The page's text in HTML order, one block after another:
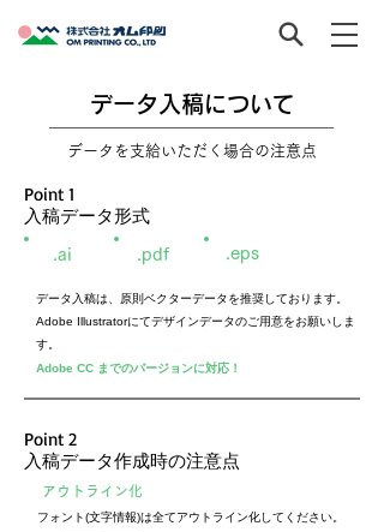
データ入稿について
データを支給いただく場合の注意点
Point 1
入稿データ形式
​.ai .pdf .eps
データ入稿は、原則ベクターデータを推奨しております。
Adobe Illustratorにてデザインデータのご用意をお願いしま
す。
Adobe CC までのバージョンに対応！
Point 2
入稿データ作成時の注意点
アウトライン​化
フォント(文字情報)は全てアウトライン化してください。